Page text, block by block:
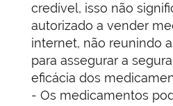
credível, isso não
autorizado a vender
internet, não reunindo
para assegurar a
eficácia dos
- Os medicamentos